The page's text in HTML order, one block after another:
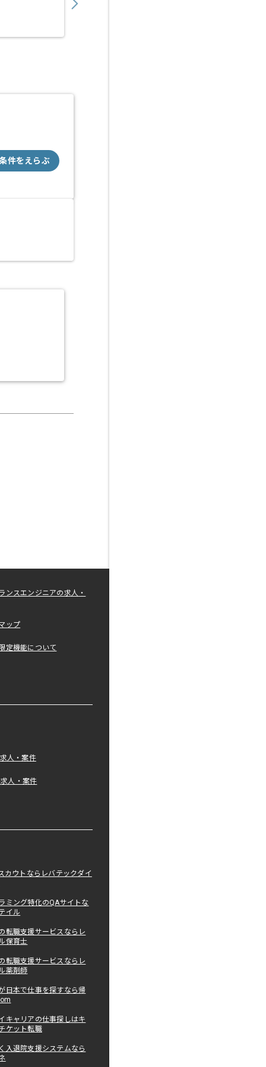
件をえらぶ
ンスエンジニアの求人・
ップ
定機能について
人・案件
人・案件
カウトならレバテックダイ
ミング特化のQAサイトな
イル
転職支援サービスならレ
保育士
転職支援サービスならレ
薬剤師
日本で仕事を探すなら帰
キャリアの仕事探しはキ
ケット転職
入退院支援システムなら